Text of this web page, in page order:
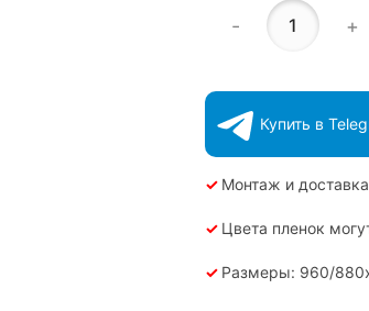
- +
Купить в
✓ Монтаж и
✓ Цвета пленок
✓ Размеры: 960/